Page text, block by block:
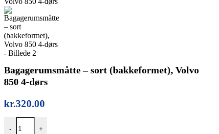
Bagagerumsmåtte – sort (bakkeformet), Volvo
850 4-dørs
kr.320.00
-
Bagagerumsmåtte – sort (bakkeformet), Volvo 850 4-dørs antal
+